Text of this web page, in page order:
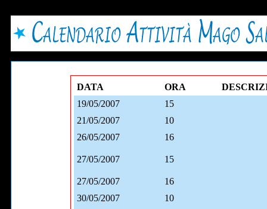
DATA ORA
19/05/2007
15
21/05/2007
10
26/05/2007
16
27/05/2007 15
27/05/2007
16
30/05/2007
10